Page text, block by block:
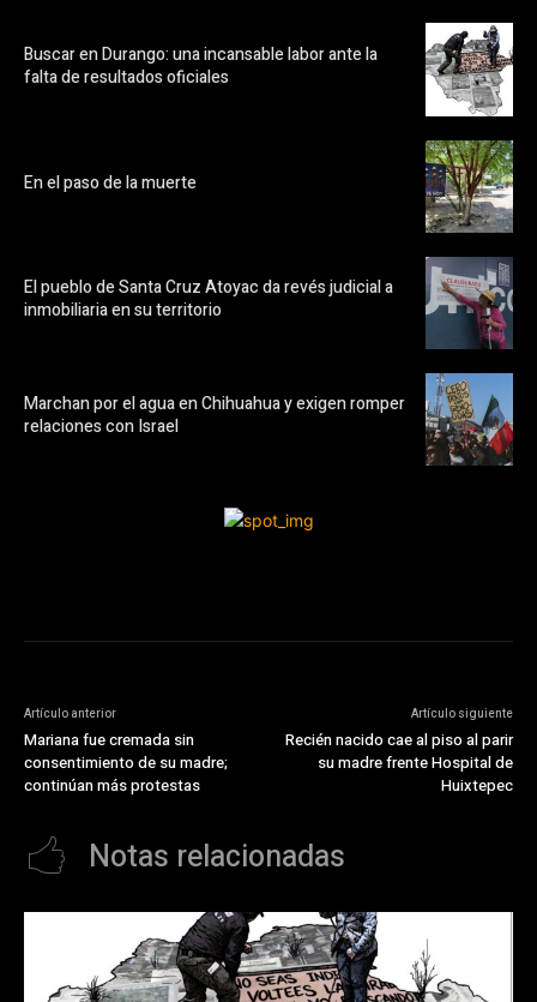
Buscar en Durango: una incansable labor ante la
falta de resultados oficiales
En el paso de la muerte
El pueblo de Santa Cruz Atoyac da revés judicial a
inmobiliaria en su territorio
Marchan por el agua en Chihuahua y exigen romper
relaciones con Israel
Artículo anterior
Mariana fue cremada sin
consentimiento de su madre;
continúan más protestas
Artículo siguiente
Recién nacido cae al piso al parir
su madre frente Hospital de
Huixtepec
Notas relacionadas